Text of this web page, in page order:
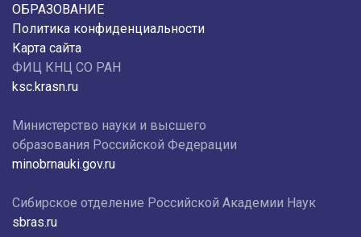
ОБРАЗОВАНИЕ
Политика конфиденциальности
Карта сайта
ФИЦ КНЦ СО РАН
ksc.krasn.ru
Министерство науки и высшего
образования Российской Федерации
minobrnauki.gov.ru
Сибирское отделение Российской Академии Наук
sbras.ru